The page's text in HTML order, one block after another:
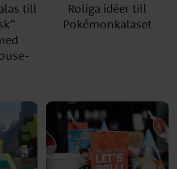
till
Roliga idéer till
Pokémonkalaset